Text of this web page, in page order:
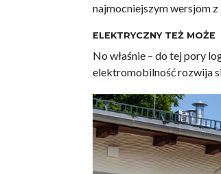
najmocniejszym wersjom z
ELEKTRYCZNY TEŻ MOŻE
No właśnie – do tej pory
elektromobilność rozwija